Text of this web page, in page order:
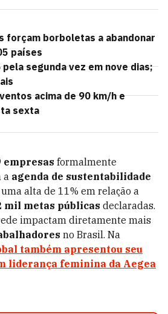
forçam borboletas a abandonar
países
pela segunda vez em nove dias;
acima de 90 km/h e
sexta
empresas formalmente
a agenda de sustentabilidade
alta de 11% em relação a
mil metas públicas declaradas.
impactam diretamente mais
no Brasil. Na
também apresentou seu
liderança feminina da Aegea